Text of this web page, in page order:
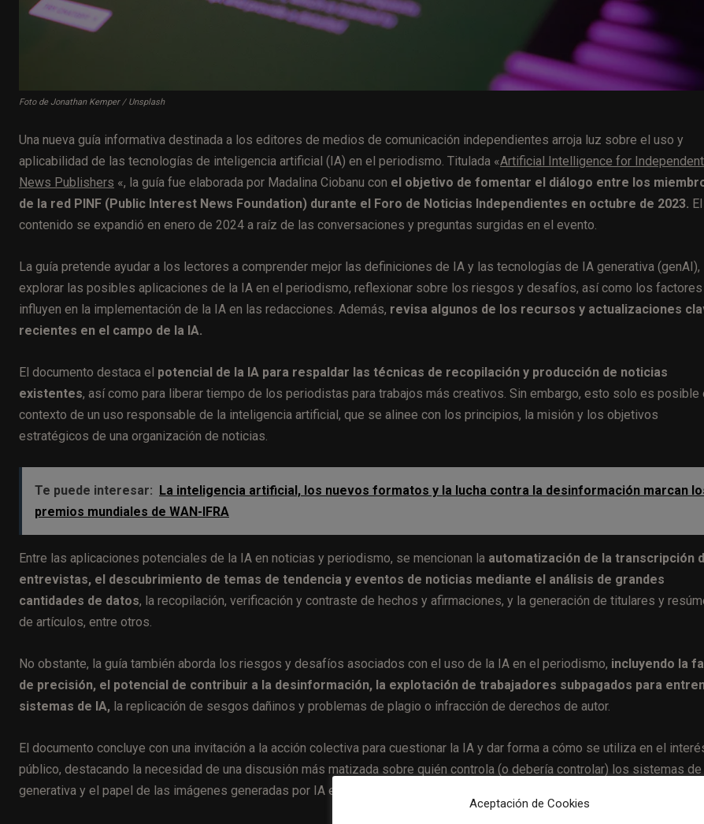
Foto de Jonathan Kemper / Unsplash
Una nueva guía informativa destinada a los editores de medios de comunicación independientes arroja luz sobre el uso y
aplicabilidad de las tecnologías de inteligencia artificial (IA) en el periodismo. Titulada «Artificial Intelligence for Independent
News Publishers «, la guía fue elaborada por Madalina Ciobanu con el objetivo de fomentar el diálogo entre los
de la red PINF (Public Interest News Foundation) durante el Foro de Noticias Independientes en octubre de 2023. El
contenido se expandió en enero de 2024 a raíz de las conversaciones y preguntas surgidas en el evento.
La guía pretende ayudar a los lectores a comprender mejor las definiciones de IA y las tecnologías de IA generativa (genAI),
explorar las posibles aplicaciones de la IA en el periodismo, reflexionar sobre los riesgos y desafíos, así como los factores
influyen en la implementación de la IA en las redacciones. Además, revisa algunos de los recursos y actualizaciones
recientes en el campo de la IA.
El documento destaca el potencial de la IA para respaldar las técnicas de recopilación y producción de noticias
existentes, así como para liberar tiempo de los periodistas para trabajos más creativos. Sin embargo, esto solo es posible
contexto de un uso responsable de la inteligencia artificial, que se alinee con los principios, la misión y los objetivos
estratégicos de una organización de noticias.
Te puede interesar: La inteligencia artificial, los nuevos formatos y la lucha contra la desinformación marcan
premios mundiales de WAN-IFRA
Entre las aplicaciones potenciales de la IA en noticias y periodismo, se mencionan la automatización de la transcripción
entrevistas, el descubrimiento de temas de tendencia y eventos de noticias mediante el análisis de grandes
cantidades de datos, la recopilación, verificación y contraste de hechos y afirmaciones, y la generación de titulares y
de artículos, entre otros.
No obstante, la guía también aborda los riesgos y desafíos asociados con el uso de la IA en el periodismo, incluyendo la
de precisión, el potencial de contribuir a la desinformación, la explotación de trabajadores subpagados para
sistemas de IA, la replicación de sesgos dañinos y problemas de plagio o infracción de derechos de autor.
El documento concluye con una invitación a la acción colectiva para cuestionar la IA y dar forma a cómo se utiliza en el
público, destacando la necesidad de una discusión más matizada sobre quién controla (o debería controlar) los sistemas de
generativa y el papel de las imágenes generadas por IA en el periodismo.
Aceptación de Cookies